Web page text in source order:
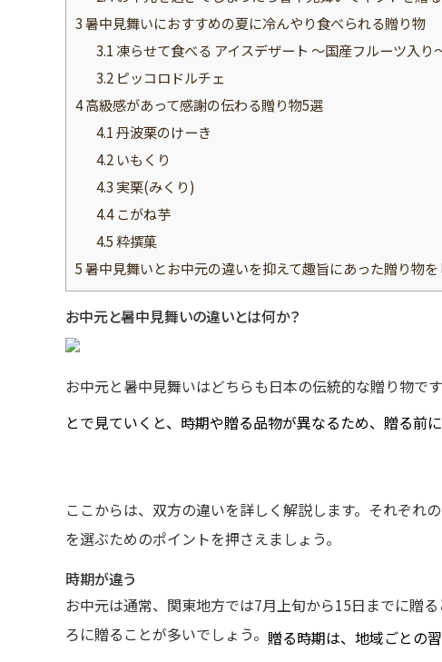
3暑中見舞いにおすすめの夏に冷んやり食べられる贈り物
3.1 凍らせて食べる アイスデザート 〜国産フルーツ入り
3.2ピッコロドルチェ
4高級感があって感謝の伝わる贈り物5選
4.1丹波栗のけーき
4.2いもくり
4.3 実栗(みくり)
4.4こがね芋
4.5粋撰菓
5暑中見舞いとお中元の違いを抑えて趣旨にあった贈り物を
お中元と暑中見舞いの違いとは何か？
お中元と暑中見舞いはどちらも日本の伝統的な贈り物で
とで見ていくと、時期や贈る品物が異なるため、贈る前
ここからは、双方の違いを詳しく解説します。それぞれ
を選ぶためのポイントを押さえましょう。
時期が違う
お中元は通常、関東地方では7月上旬から15日までに贈
ろに贈ることが多いでしょう。 贈る時期は、地域ごとの